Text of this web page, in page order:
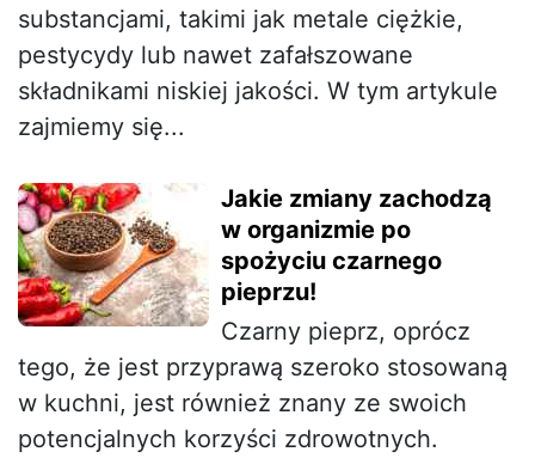
substancjami, takimi jak metale ciężkie,
pestycydy lub nawet zafałszowane
składnikami niskiej jakości. W tym artykule
zajmiemy się...
Jakie zmiany zachodzą
w organizmie po
spożyciu czarnego
pieprzu!
Czarny pieprz, oprócz
tego, że jest przyprawą szeroko stosowaną
w kuchni, jest również znany ze swoich
potencjalnych korzyści zdrowotnych.